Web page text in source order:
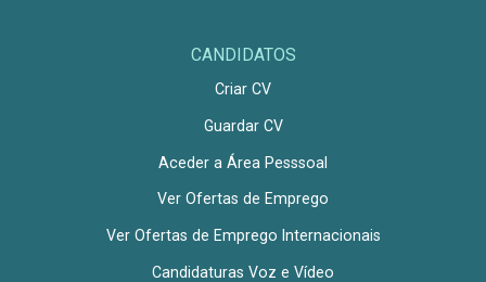
CANDIDATOS
Criar CV
Guardar CV
Aceder a Área Pesssoal
Ver Ofertas de Emprego
Ver Ofertas de Emprego Internacionais
Candidaturas Voz e Vídeo